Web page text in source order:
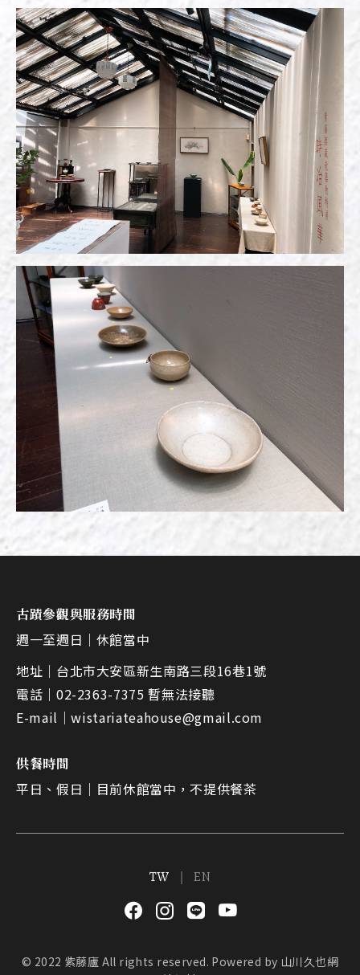
古蹟參觀與服務時間
週一至週日｜ 休館當中
地址｜ 台北市大安區新生南路三段16巷1號
電話｜ 02-2363-7375 暫無法接聽
E-mail｜wistariateahouse@gmail.com
供餐時間
平日、假日｜ 目前休館當中，不提供餐茶
TW EN
© 2022 紫藤廬 All rights reserved. Powered by 山川久也網